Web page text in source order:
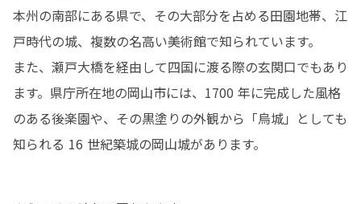
・
・
✪三雲 弘和（みくも・ひろかず）
一社）岡山県地域おこし協力隊ネット
ワーク- OEN 理事｜勝央町協力隊・勝
央町元気なまちづくり推進室「移住・
交流総合サポート」
余り元某都銀行に勤務、副支店長を務
本州の南部にある県で、その大部分を占める田園地帯、江
戸時代の城、複数の名高い美術館で知られています。
また、瀬戸大橋を経由して四国に渡る際の玄関口でもあり
ます。県庁所在地の岡山市には、1700 年に完成した風格
のある後楽園や、その黒塗りの外観から「烏城」としても
知られる 16 世紀築城の岡山城があります。